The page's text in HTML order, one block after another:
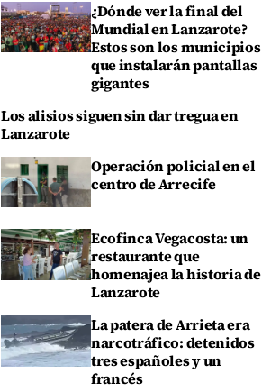
¿Dónde ver la final del
Mundial en Lanzarote?
Estos son los municipios
que instalarán pantallas
gigantes
Los alisios siguen sin dar tregua en
Lanzarote
Operación policial en el
centro de Arrecife
Ecofinca Vegacosta: un
restaurante que
homenajea la historia de
Lanzarote
La patera de Arrieta era
narcotráfico: detenidos
tres españoles y un
francés